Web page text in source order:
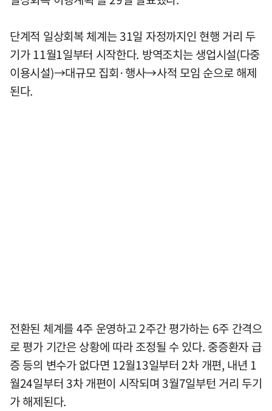
단계적 일상회복 체계는 31일 자정까지인 현행 거리 두
기가 11월1일부터 시작한다. 방역조치는 생업시설(다중
이용시설)→대규모 집회·행사→사적 모임 순으로 해제
된다.
전환된 체계를 4주 운영하고 2주간 평가하는 6주 간격으
로 평가 기간은 상황에 따라 조정될 수 있다. 중증환자 급
증 등의 변수가 없다면 12월13일부터 2차 개편, 내년 1
월24일부터 3차 개편이 시작되며 3월7일부턴 거리 두기
가 해제된다.